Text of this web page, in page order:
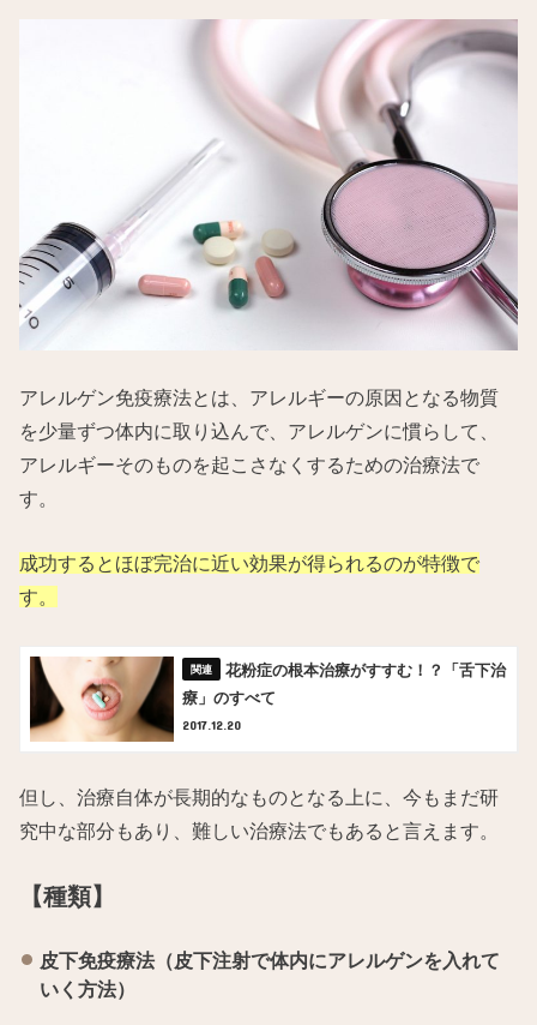
アレルゲン免疫療法とは、アレルギーの原因となる物質
を少量ずつ体内に取り込んで、アレルゲンに慣らして、
アレルギーそのものを起こさなくするための治療法で
す。
成功するとほぼ完治に近い効果が得られるのが特徴で
す。
花粉症の根本治療がすすむ！？「舌下治
療」のすべて
2017.12.20
但し、治療自体が長期的なものとなる上に、今もまだ研
究中な部分もあり、難しい治療法でもあると言えます。
【種類】
皮下免疫療法（皮下注射で体内にアレルゲンを入れて
いく方法）